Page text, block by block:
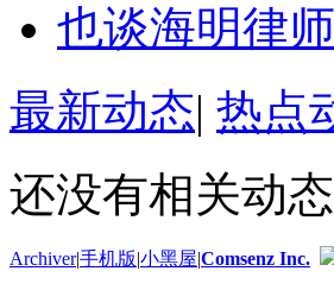
也谈海明律
最新动态| 热点
还没有相关动态
Archiver|手机版|小黑屋|Comsenz Inc.